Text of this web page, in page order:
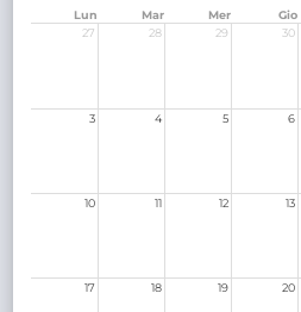
Lun Mar Mer Gio
27
28 29 30
3 4 5 6
10 11 12 13
17 18 19 20